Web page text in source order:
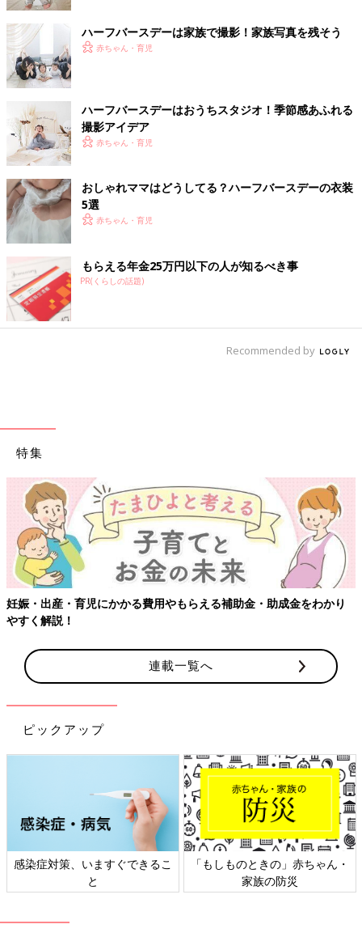
出典：Instagramアカウント「__yottan86」
ハーフバースデーフォトをおうちスタジオで色々撮影した
YOSHIKAさん。こちらの画像では、新生児の時に使っていたク
ーファンに入って撮影したんだそうですよ。生まれた時に使って
いたものと一緒に写すと、成長を実感しますよね！ドライフラワ
ーやタペストリーなどの小物もナチュラルカラーでそろえていて
素敵ですね。
出典：Instagramアカウント「sana_mama0803」
場所見知りが少し出てきた娘ちゃんのために、とおうちスタジオ
でハーフバースデーフォトを撮影したSanaさん。たくさんの撮
影小物も、ナチュラル素材とペールトーンで統一されていて、と
ても素敵ですよね。赤ちゃんも、いつものお家で両親と一緒なら
ハーフバースデーは家族で撮影！家族写真を残そう
赤ちゃん・育児
ハーフバースデーはおうちスタジオ！季節感あふれる
撮影アイデア
赤ちゃん・育児
おしゃれママはどうしてる？ハーフバースデーの衣装
5選
赤ちゃん・育児
もらえる年金25万円以下の人が知るべき事
PR(くらしの話題)
Recommended by
特集
妊娠・出産・育児にかかる費用やもらえる補助金・助成金をわかり
やすく解説！
連載一覧へ
ピックアップ
感染症対策、いますぐできるこ
と
「もしものときの」赤ちゃん・
家族の防災